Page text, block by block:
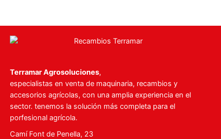
Terramar Agrosoluciones,
especialistas en venta de maquinaria, recambios y
accesorios agrícolas, con una amplia experiencia en el
sector. tenemos la solución más completa para el
porfesional agrícola.
Camí Font de Penella, 23